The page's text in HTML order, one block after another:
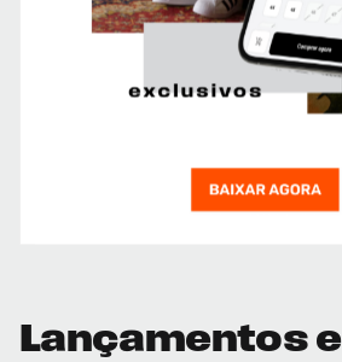
Lançamentos e